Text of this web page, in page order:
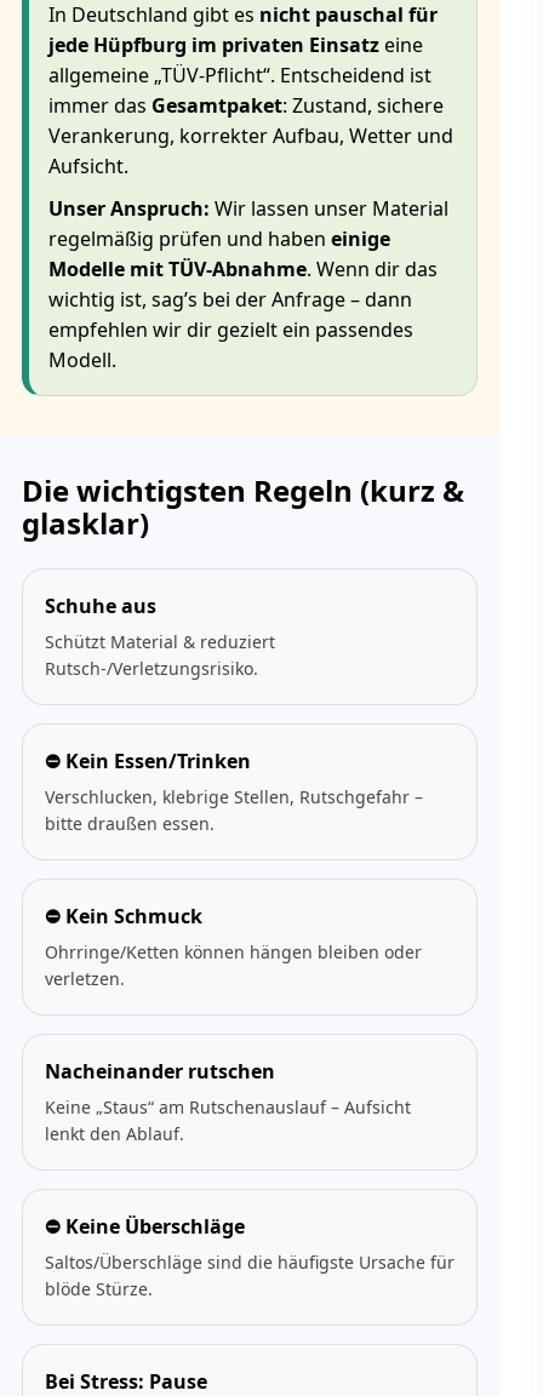
In Deutschland gibt es nicht pauschal für
jede Hüpfburg im privaten Einsatzeine
allgemeine „TÜV-Pflicht“. Entscheidend ist
immer das Gesamtpaket: Zustand, sichere
Verankerung, korrekter Aufbau, Wetter und
Aufsicht.
Unser Anspruch: Wir lassen unser Material
regelmäßig prüfen und haben einige
Modelle mit TÜV-Abnahme. Wenn dir das
wichtig ist, sag’s bei der Anfrage – dann
empfehlen wir dir gezielt ein passendes
Modell.
Die wichtigsten Regeln (kurz &
glasklar)
Schuhe aus
Schützt Material & reduziert
Rutsch-/Verletzungsrisiko.
⛔ Kein Essen/Trinken
Verschlucken, klebrige Stellen, Rutschgefahr –
bitte draußen essen.
⛔ Kein Schmuck
Ohrringe/Ketten können hängen bleiben oder
verletzen.
Nacheinander rutschen
Keine „Staus“ am Rutschenauslauf – Aufsicht
lenkt den Ablauf.
⛔ Keine Überschläge
Saltos/Überschläge sind die häufigste Ursache für
blöde Stürze.
Bei Stress: Pause